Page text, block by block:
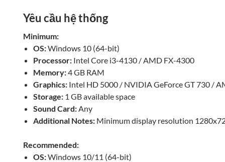
Yêu cầu hệ thống
Minimum:
OS:Windows 10 (64-bit)
Processor: Intel Core i3-4130 / AMD FX-4300
Memory:4 GB RAM
Graphics: Intel HD 5000 / NVIDIA GeForce GT 730 /
Storage: 1 GB available space
Sound Card: Any
Additional Notes: Minimum display resolution
Recommended:
OS:Windows 10/11 (64-bit)